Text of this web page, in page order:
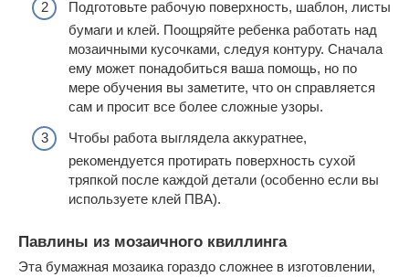
Подготовьте рабочую поверхность, шаблон, листы
бумаги и клей. Поощряйте ребенка работать над
мозаичными кусочками, следуя контуру. Сначала
ему может понадобиться ваша помощь, но по
мере обучения вы заметите, что он справляется
сам и просит все более сложные узоры.
Чтобы работа выглядела аккуратнее,
рекомендуется протирать поверхность сухой
тряпкой после каждой детали (особенно если вы
используете клей ПВА).
Павлины из мозаичного квиллинга
Эта бумажная мозаика гораздо сложнее в изготовлении,